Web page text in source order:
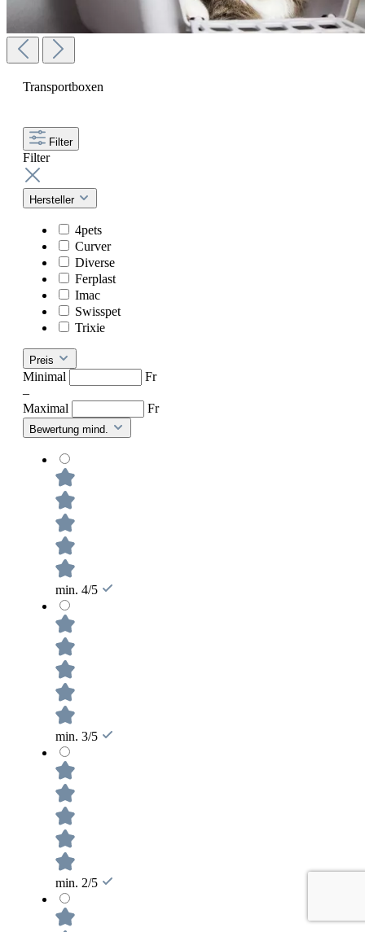
Transportboxen
Filter
Filter
Hersteller
4pets
Curver
Diverse
Ferplast
Imac
Swisspet
Trixie
Preis
Minimal
Fr
–
Maximal
Fr
Bewertung mind.
min. 4/5
min. 3/5
min. 2/5